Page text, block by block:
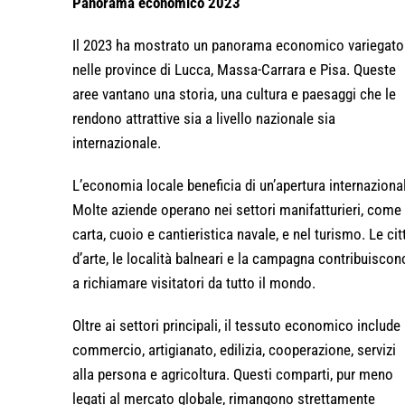
Il 2023 ha mostrato un panorama economico variegato
nelle province di Lucca, Massa-Carrara e Pisa. Queste
aree vantano una storia, una cultura e paesaggi che le
rendono attrattive sia a livello nazionale sia
internazionale.
L’economia locale beneficia di un’apertura
Molte aziende operano nei settori manifatturieri, come
carta, cuoio e cantieristica navale, e nel turismo. Le
d’arte, le località balneari e la campagna
a richiamare visitatori da tutto il mondo.
Oltre ai settori principali, il tessuto economico include
commercio, artigianato, edilizia, cooperazione, servizi
alla persona e agricoltura. Questi comparti, pur meno
legati al mercato globale, rimangono strettamente